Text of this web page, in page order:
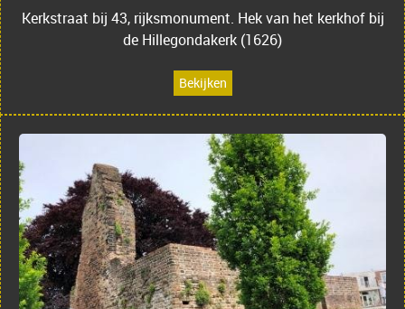
Kerkstraat bij 43, rijksmonument. Hek van het kerkhof bij
de Hillegondakerk (1626)
Bekijken